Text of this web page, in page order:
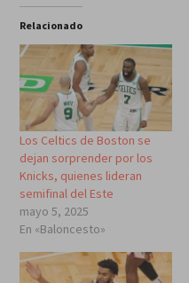
Relacionado
Los Celtics de Boston se
dejan sorprender por los
Knicks, quienes lideran
semifinal del Este
mayo 5, 2025
En «Baloncesto»